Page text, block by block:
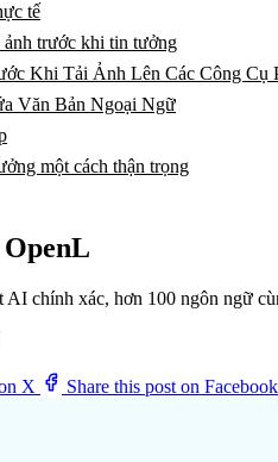
tế
ảnh trước khi tin tưởng
Khi Tải Ảnh Lên Các Công Cụ
Văn Bản Ngoại Ngữ
một cách thận trọng
AI chính xác, hơn 100 ngôn ngữ
X
Share this post on Facebook